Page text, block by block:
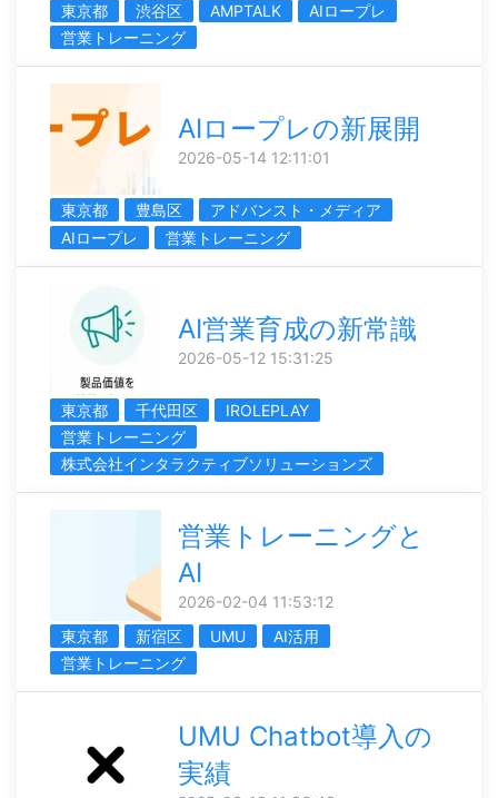
東京都 渋谷区 AMPTALK
AIロープレ
営業トレーニング
AIロープレの新展開
2026-05-14 12:11:01
東京都 豊島区
アドバンスト・メディア
AIロープレ
営業トレーニング
AI営業育成の新常識
2026-05-12 15:31:25
東京都 千代田区
IROLEPLAY
営業トレーニング
株式会社インタラクティブソリューションズ
営業トレーニングと
AI
2026-02-04 11:53:12
東京都
新宿区 UMU
AI活用
営業トレーニング
UMU Chatbot導入の
実績